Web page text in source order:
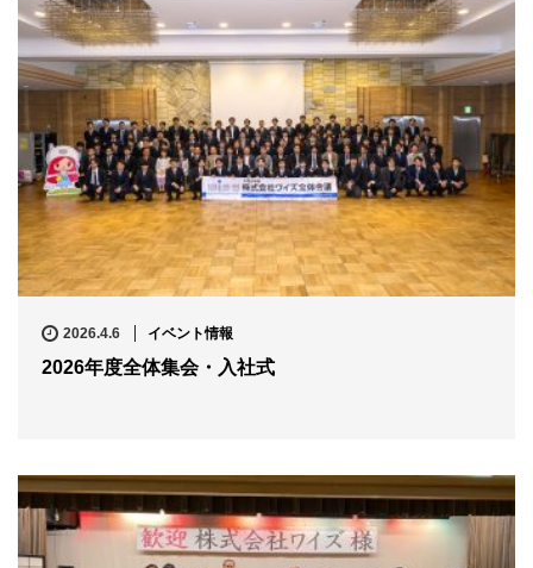
2026.4.6 イベント情報
2026年度全体集会・入社式